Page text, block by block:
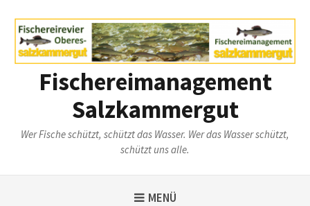
zum
Inhalt
Fischereimanagement
Salzkammergut
Wer Fische schützt, schützt das Wasser. Wer das Wasser schützt,
schützt uns alle.
MENÜ